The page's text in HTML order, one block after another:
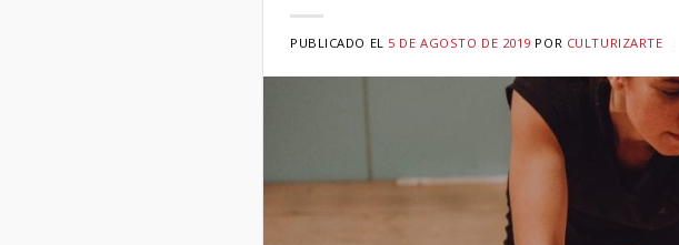
PUBLICADO EL 5 DE AGOSTO DE 2019 POR CULTURIZARTE